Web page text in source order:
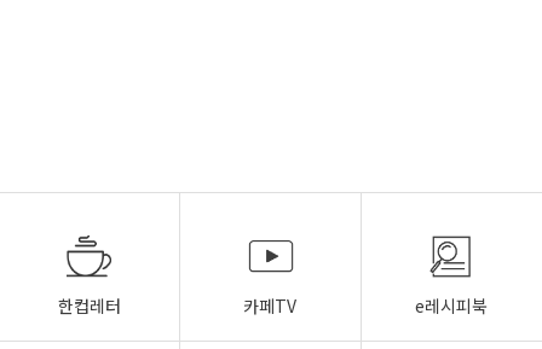
한컵레터 카페TV e레시피북